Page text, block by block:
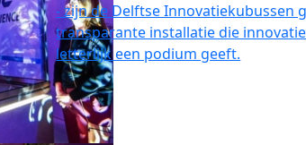
- zijn de Delftse Innovatiekubussen
transparante installatie die
letterlijk een podium geeft.